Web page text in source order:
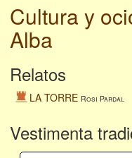
Cultura y
Alba
Relatos
LA TORRE Rosi Pardal
Vestimenta